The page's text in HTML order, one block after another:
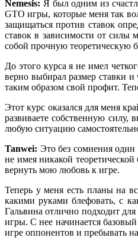
Nemesis: Я был одним из
GTO игры, которые меня так
защищаться против ставок
ставок в зависимости от силы
собой прочную теоретическую
До этого курса я не имел
верно выбирал размер ставки
таким образом свой профит.
Этот курс оказался для меня
развиваете собственную силу,
любую ситуацию
Tanwei: Это без сомнения
не имея никакой
вернуть мою любовь к игре.
Теперь у меня есть планы на
какими руками блефовать, с
Гальвина отлично подходит
игры. С нее начинается
игре оппонентов и пребывать